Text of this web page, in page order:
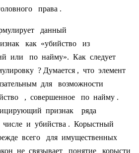
права .
данный
как «убийство из
или по найму». Как следует
? Думается , что элемент
для возможности
, совершенное по найму .
признак ряда
и убийства . Корыстный
всего для имущественных
не связывает понятие корысти